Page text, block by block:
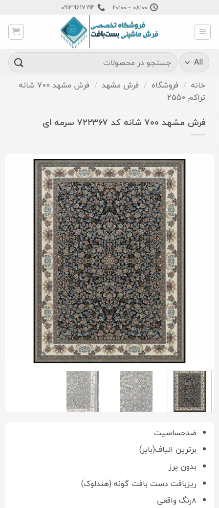
content
08:00 - 20:00
09139617194
جستجو
برای:
خانه / فروشگاه / فرش مشهد /
فرش مشهد 700 شانه
تراکم 2550
فرش مشهد ۷۰۰ شانه کد ۷۲۲۳۶۷ سرمه ای
ضدحساسیت
برترین الیاف(بایر)
بدون پرز
ریزبافت دست بافت گونه (هندلوک)
۸رنگ واقعی